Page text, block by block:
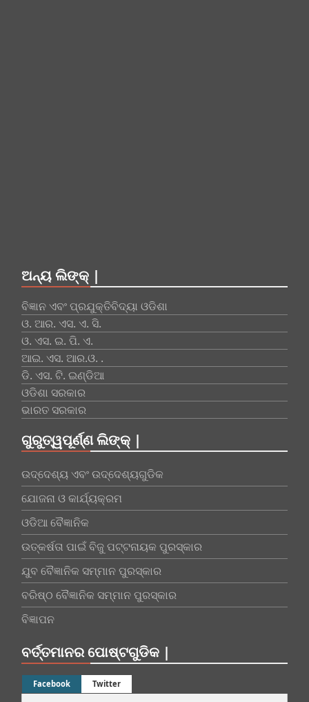
ଅନ୍ୟ ଲିଙ୍କ୍ |
ବିଜ୍ଞାନ ଏବଂ ପ୍ରଯୁକ୍ତିବିଦ୍ୟା ଓଡିଶା
ଓ. ଆର. ଏସ. ଏ. ସି.
ଓ. ଏସ. ଇ. ପି. ଏ.
ଆଇ. ଏସ. ଆର.ଓ. .
ଡି. ଏସ. ଟି. ଇଣ୍ଡିଆ
ଓଡିଶା ସରକାର
ଭାରତ ସରକାର
ଗୁରୁତ୍ୱପୂର୍ଣ୍ଣ ଲିଙ୍କ୍ |
ଉଦ୍ଦେଶ୍ୟ ଏବଂ ଉଦ୍ଦେଶ୍ୟଗୁଡିକ
ଯୋଜନା ଓ କାର୍ଯ୍ୟକ୍ରମ
ଓଡିଆ ବୈଜ୍ଞାନିକ
ଉତ୍କର୍ଷତା ପାଇଁ ବିଜୁ ପଟ୍ଟନାୟକ ପୁରସ୍କାର
ଯୁବ ବୈଜ୍ଞାନିକ ସମ୍ମାନ ପୁରସ୍କାର
ବରିଷ୍ଠ ବୈଜ୍ଞାନିକ ସମ୍ମାନ ପୁରସ୍କାର
ବିଜ୍ଞାପନ
ବର୍ତ୍ତମାନର ପୋଷ୍ଟଗୁଡିକ |
Facebook Twitter